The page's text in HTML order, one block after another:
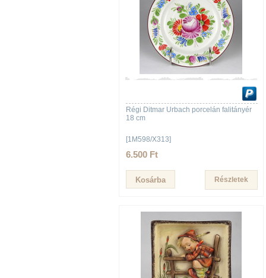
Régi Ditmar Urbach porcelán falitányér
18 cm
[1M598/X313]
6.500 Ft
Részletek